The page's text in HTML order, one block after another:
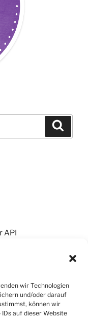
wir Technologien
und/oder darauf
können wir
auf dieser Website